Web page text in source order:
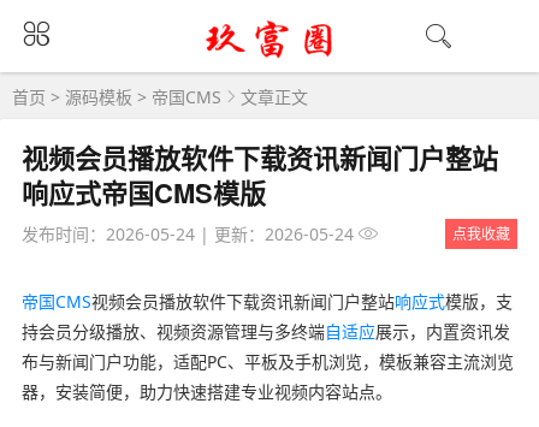
首页 > 源码模板 > 帝国CMS 文章正文
视频会员播放软件下载资讯新闻门户整站
响应式帝国CMS模版
发布时间：2026-05-24| 更新：2026-05-24 点我收藏
帝国CMS视频会员播放软件下载资讯新闻门户整站响应式模版，支
持会员分级播放、视频资源管理与多终端自适应展示，内置资讯发
布与新闻门户功能，适配PC、平板及手机浏览，模板兼容主流浏览
器，安装简便，助力快速搭建专业视频内容站点。